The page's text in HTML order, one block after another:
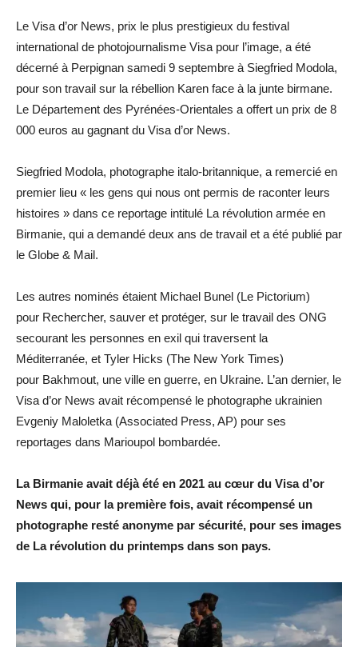
Le Visa d’or News, prix le plus prestigieux du festival
international de photojournalisme Visa pour l’image, a été
décerné à Perpignan samedi 9 septembre à Siegfried Modola,
pour son travail sur la rébellion Karen face à la junte birmane.
Le Département des Pyrénées-Orientales a offert un prix de 8
000 euros au gagnant du Visa d’or News.
Siegfried Modola, photographe italo-britannique, a remercié en
premier lieu « les gens qui nous ont permis de raconter leurs
histoires » dans ce reportage intitulé La révolution armée en
Birmanie, qui a demandé deux ans de travail et a été publié par
le Globe & Mail.
Les autres nominés étaient Michael Bunel (Le Pictorium)
pour Rechercher, sauver et protéger, sur le travail des ONG
secourant les personnes en exil qui traversent la
Méditerranée, et Tyler Hicks (The New York Times)
pour Bakhmout, une ville en guerre, en Ukraine. L’an dernier, le
Visa d’or News avait récompensé le photographe ukrainien
Evgeniy Maloletka (Associated Press, AP) pour ses
reportages dans Marioupol bombardée.
La Birmanie avait déjà été en 2021 au cœur du Visa d’or
News qui, pour la première fois, avait récompensé un
photographe resté anonyme par sécurité, pour ses images
de La révolution du printemps dans son pays.